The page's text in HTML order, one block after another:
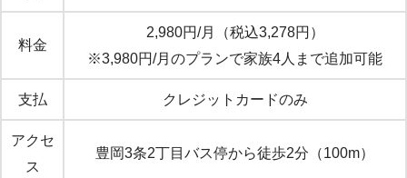
料金
2,980円/月（税込3,278円）
※3,980円/月のプランで家族4人まで追加可能
支払 クレジットカードのみ
アクセ
ス
豊岡3条2丁目バス停から徒歩2分（100m）